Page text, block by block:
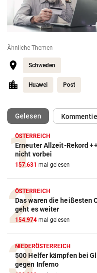
Ähnliche Themen
Schweden
Huawei Post
Gelesen(ausgewählt)
ÖSTERREICH
Erneuter Allzeit-Rekord
nicht vorbei
157.631 mal gelesen
ÖSTERREICH
Das waren die heißesten
geht es weiter
154.974 mal gelesen
NIEDERÖSTERREICH
500 Helfer kämpfen bei
gegen Inferno